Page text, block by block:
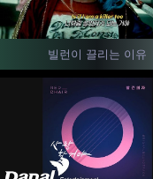
빌런이 끌리는 이유